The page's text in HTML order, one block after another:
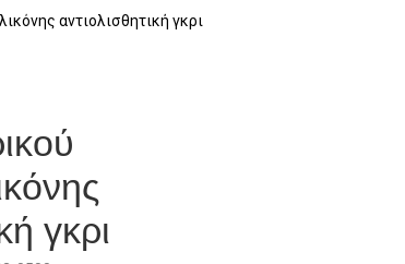
αντιολισθητική γκρι
γκρι